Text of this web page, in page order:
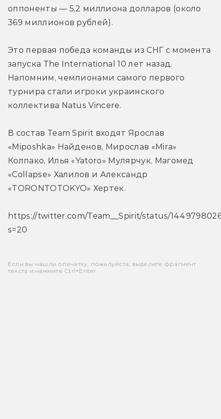
оппоненты — 5,2 миллиона долларов (около
369 миллионов рублей).
Это первая победа команды из СНГ с момента
запуска The International 10 лет назад.
Напомним, чемпионами самого первого
турнира стали игроки украинского
коллектива Natus Vincere.
В состав Team Spirit входят Ярослав
«Miposhka» Найденов, Мирослав «Mira»
Колпако, Илья «Yatoro» Мулярчук, Магомед
«Collapse» Халилов и Александр
«TORONTOTOKYO» Хертек.
https://twitter.com/Team__Spirit/status/
s=20
Если вы нашли опечатку, пожалуйста, выделите фрагмент
текста и нажмите Ctrl+Enter.